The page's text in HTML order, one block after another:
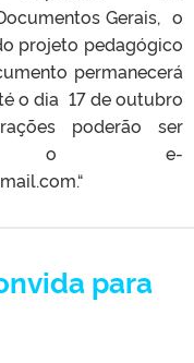
Gerais, o
projeto pedagógico
permanecerá
o dia 17 de outubro
poderão ser
o e-
para